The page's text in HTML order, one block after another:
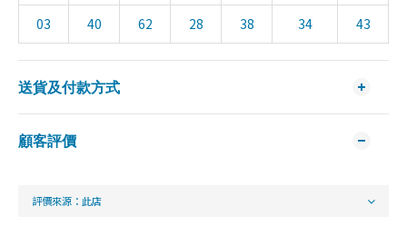
03 40 62 28 38 34 43
送貨及付款方式
顧客評價